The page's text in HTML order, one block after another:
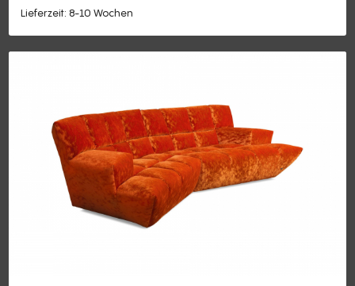
Lieferzeit: 8-10 Wochen